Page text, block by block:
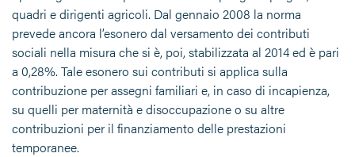
quadri e dirigenti agricoli. Dal gennaio 2008 la norma
prevede ancora l’esonero dal versamento dei contributi
sociali nella misura che si è, poi, stabilizzata al 2014 ed è pari
a 0,28%. Tale esonero sui contributi si applica sulla
contribuzione per assegni familiari e, in caso di incapienza,
su quelli per maternità e disoccupazione o su altre
contribuzioni per il finanziamento delle prestazioni
temporanee.